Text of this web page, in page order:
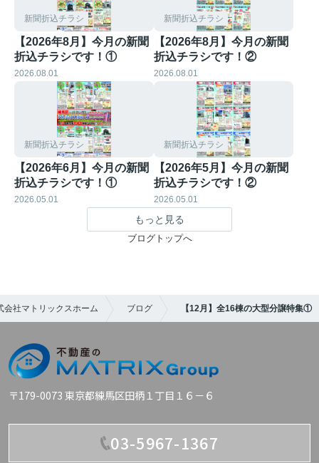
新聞折込チラシ
【2026年8月】今月の新聞
折込チラシです！①
2026.08.01
新聞折込チラシ
【2026年8月】今月の新聞
折込チラシです！②
2026.08.01
新聞折込チラシ
【2026年6月】今月の新聞
折込チラシです！①
2026.05.01
新聞折込チラシ
【2026年5月】今月の新聞
折込チラシです！②
2026.05.01
もっと見る
ブログトップへ
会社マトリックスホーム ブログ 【12月】全16棟の大型分譲特集①
〒179-0073 東京都練馬区田柄１丁目１６－６
03-5967-1367